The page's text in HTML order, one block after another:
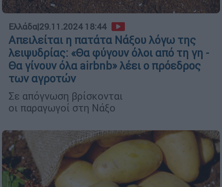
Ελλάδα|29.11.2024 18:44
Απειλείται η πατάτα Νάξου λόγω της
λειψυδρίας: «Θα φύγουν όλοι από τη γη -
Θα γίνουν όλα airbnb» λέει ο πρόεδρος
των αγροτών
Σε απόγνωση βρίσκονται
οι παραγωγοί στη Νάξο